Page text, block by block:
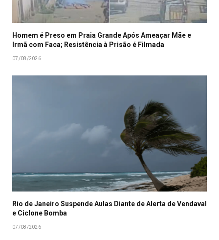
Homem é Preso em Praia Grande Após Ameaçar Mãe e
Irmã com Faca; Resistência à Prisão é Filmada
07/08/2026
Rio de Janeiro Suspende Aulas Diante de Alerta de Vendaval
e Ciclone Bomba
07/08/2026